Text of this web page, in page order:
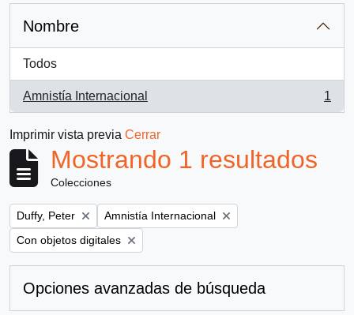
Nombre
Todos
Amnistía Internacional
, 1 resultados
1
Imprimir vista previa Cerrar
Mostrando 1 resultados
Colecciones
Remove filter:
Duffy, Peter Remove filter:
Amnistía Internacional
Remove filter:
Con objetos digitales
Opciones avanzadas de búsqueda